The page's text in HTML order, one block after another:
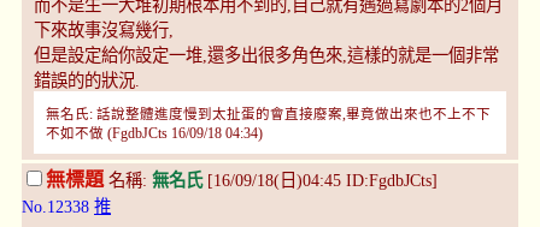
而不是生一大堆初期根本用不到的,自己就有遇過寫劇本的2個月
下來故事沒寫幾行,
但是設定給你設定一堆,還多出很多角色來,這樣的就是一個非常
錯誤的的狀況.
無名氏: 話說整體進度慢到太扯蛋的會直接廢案,畢竟做出來也不上不下
不如不做 (FgdbJCts 16/09/18 04:34)
無標題 名稱: 無名氏[16/09/18(日)04:45 ID:FgdbJCts]
No.12338 推